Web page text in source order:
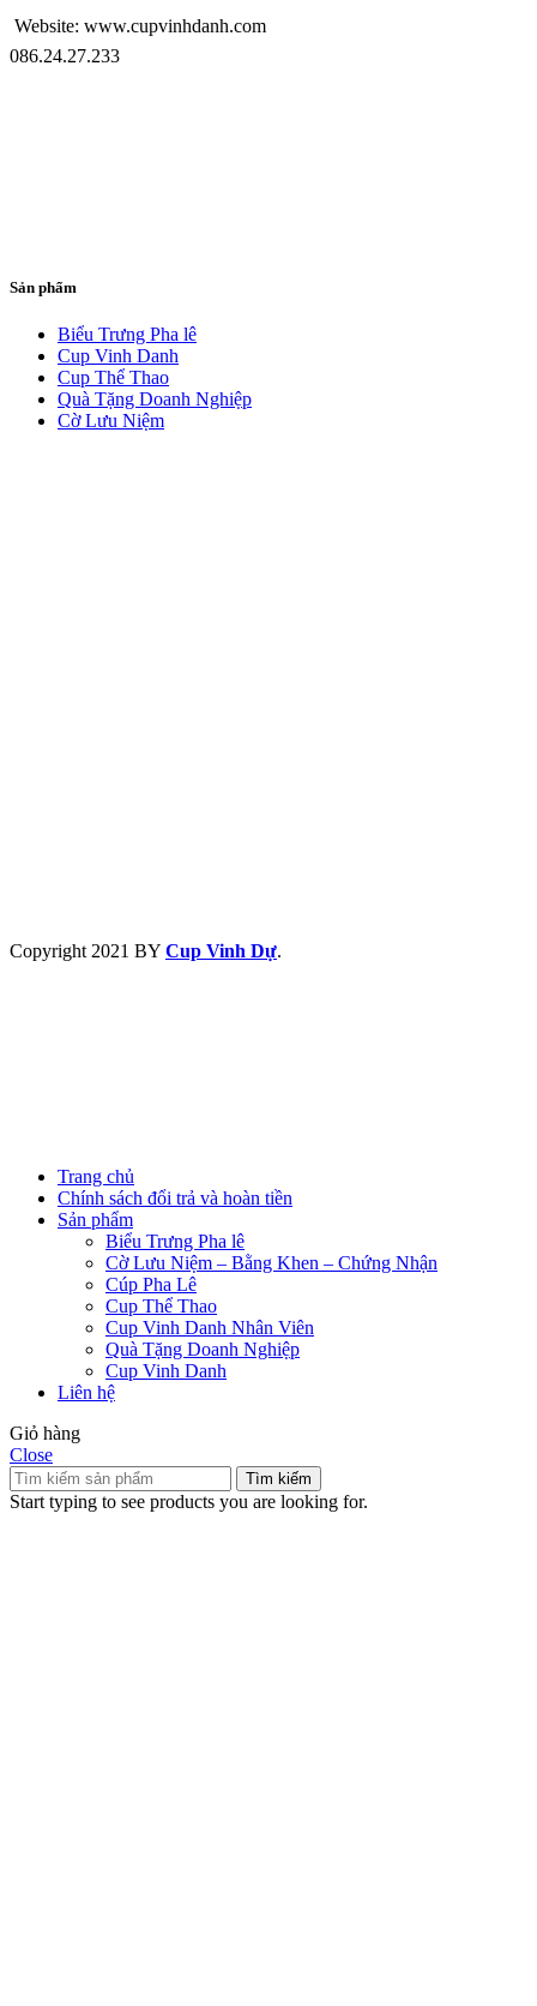
Website: www.cupvinhdanh.com
086.24.27.233
Sản phẩm
Biểu Trưng Pha lê
Cup Vinh Danh
Cup Thể Thao
Quà Tặng Doanh Nghiệp
Cờ Lưu Niệm
Copyright 2021 BY Cup Vinh Dự.
Trang chủ
Chính sách đổi trả và hoàn tiền
Sản phẩm
Biểu Trưng Pha lê
Cờ Lưu Niệm – Bằng Khen – Chứng Nhận
Cúp Pha Lê
Cup Thể Thao
Cup Vinh Danh Nhân Viên
Quà Tặng Doanh Nghiệp
Cup Vinh Danh
Liên hệ
Giỏ hàng
Close
Tìm kiếm
Start typing to see products you are looking for.